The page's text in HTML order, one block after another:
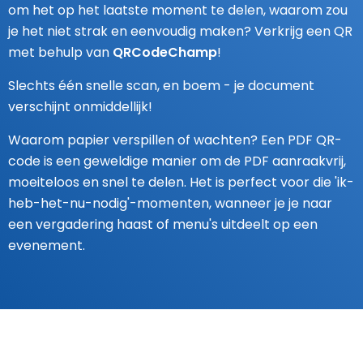
om het op het laatste moment te delen, waarom zou
je het niet strak en eenvoudig maken? Verkrijg een QR
met behulp van QRCodeChamp!
Slechts één snelle scan, en boem - je document
verschijnt onmiddellijk!
Waarom papier verspillen of wachten? Een PDF QR-
code is een geweldige manier om de PDF aanraakvrij,
moeiteloos en snel te delen. Het is perfect voor die 'ik-
heb-het-nu-nodig'-momenten, wanneer je je naar
een vergadering haast of menu's uitdeelt op een
evenement.